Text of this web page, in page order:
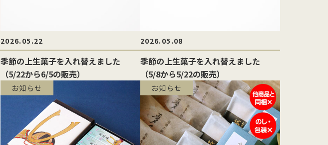
2026.05.22
季節の上生菓子を入れ替えました
（5/22から6/5の販売）
2026.05.08
季節の上生菓子を入れ替えました
（5/8から5/22の販売）
お知らせ お知らせ